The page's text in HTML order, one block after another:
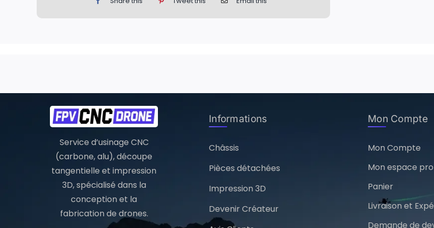
Service d’usinage CNC
(carbone, alu), découpe
tangentielle et impression
3D, spécialisé dans la
conception et la
fabrication de drones.
Informations
Châssis
Pièces détachées
Impression 3D
Devenir Créateur
Mon Compte
Mon Compte
Mon espace pro
Panier
Livraison et
Demande de